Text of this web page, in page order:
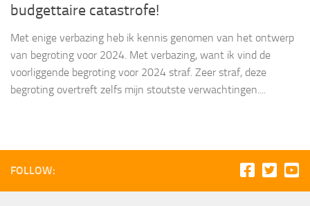
budgettaire catastrofe!
Met enige verbazing heb ik kennis genomen van het ontwerp
van begroting voor 2024. Met verbazing, want ik vind de
voorliggende begroting voor 2024 straf. Zeer straf, deze
begroting overtreft zelfs mijn stoutste verwachtingen....
FOLLOW: